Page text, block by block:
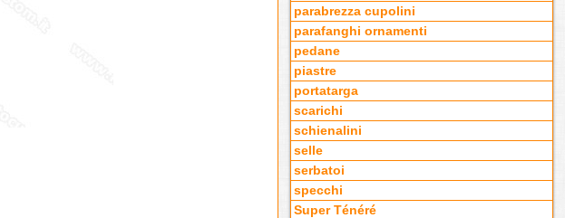
parabrezza cupolini
parafanghi ornamenti
pedane
piastre
portatarga
scarichi
schienalini
selle
serbatoi
specchi
Super Ténéré